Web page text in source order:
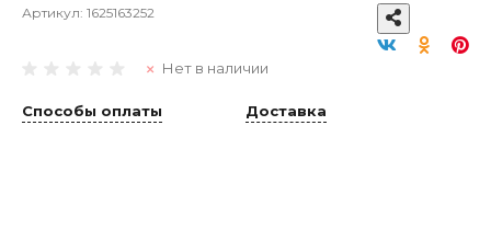
Артикул: 1625163252
Нет в наличии
Способы оплаты Доставка